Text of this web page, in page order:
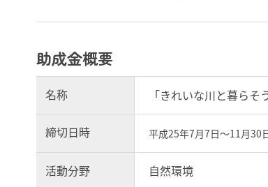
助成金概要
名称 「きれいな川と暮らそ
締切日時 平成25年7月7日～11月30
活動分野 自然環境